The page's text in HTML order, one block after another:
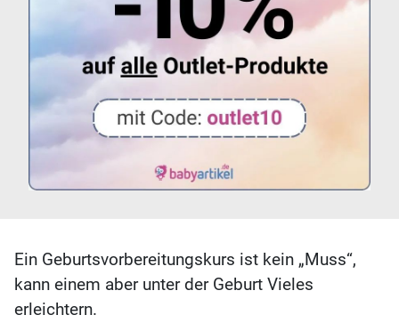
Ein Geburtsvorbereitungskurs ist kein „Muss“,
kann einem aber unter der Geburt Vieles
erleichtern.